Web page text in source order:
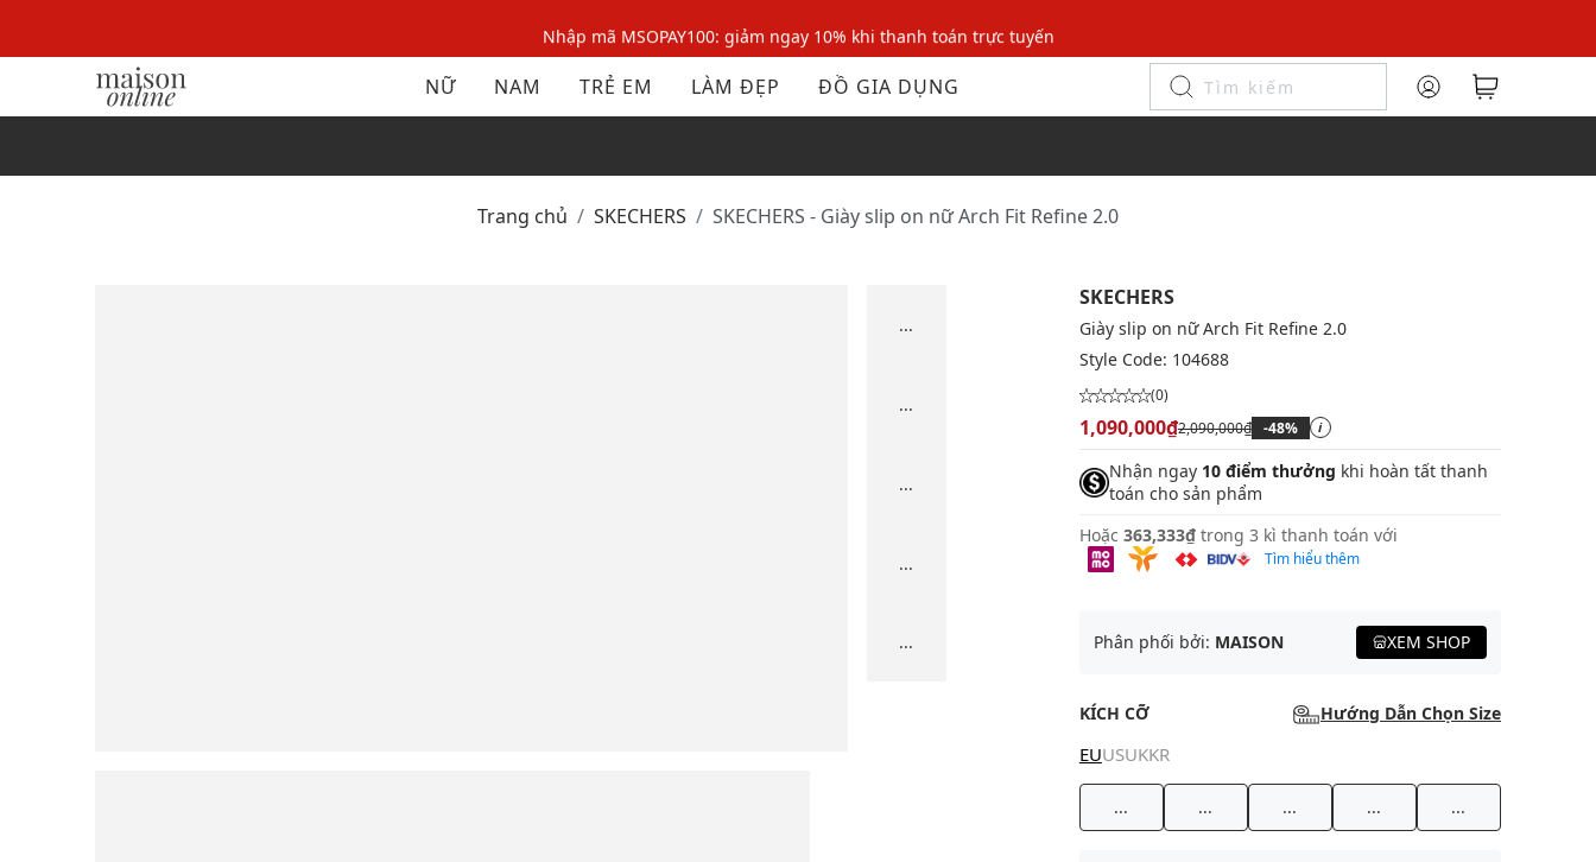
Nhập mã MSOPAY100: giảm ngay 10% khi thanh toán trực tuyến
Nhập mã: MSOXINCHAO - Giảm 10% đơn đầu cho thành viên mới!
Nhập mã MSOPAY100: giảm ngay 10% khi thanh toán trực tuyến
NỮ NAM TRẺ EM LÀM ĐẸP ĐỒ GIA DỤNG
Trang chủ SKECHERS SKECHERS - Giày slip on nữ Arch Fit Refine 2.0
...
...
...
...
...
SKECHERS
Giày slip on nữ Arch Fit Refine 2.0
Style Code: 104688
(0)
1,090,000₫2,090,000₫ -48% i
Nhận ngay 10 điểm thưởng khi hoàn tất thanh
toán cho sản phẩm
Hoặc 363,333₫ trong 3 kì thanh toán với
Tìm hiểu thêm
Phân phối bởi: MAISON XEM SHOP
KÍCH CỠ Hướng Dẫn Chọn Size
EUUSUKKR
... ... ... ... ...